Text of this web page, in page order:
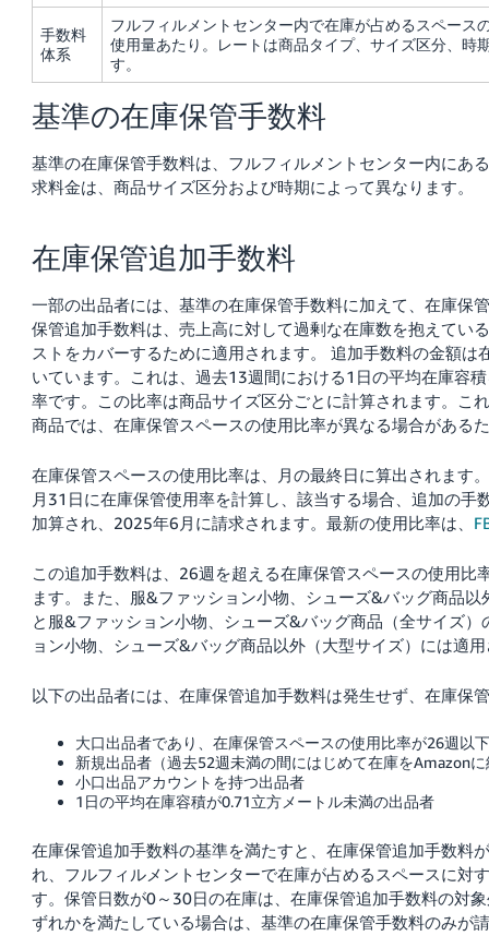
手数料
体系
フルフィルメントセンター内で在庫が占めるスペース
使用量あたり。レートは商品タイプ、サイズ区分、時
す。
基準の在庫保管手数料
基準の在庫保管手数料は、フルフィルメントセンター内にあ
求料金は、商品サイズ区分および時期によって異なります。
在庫保管追加手数料
一部の出品者には、基準の在庫保管手数料に加えて、在庫保
保管追加手数料は、売上高に対して過剰な在庫数を抱えてい
ストをカバーするために適用されます。
追加手数料の金額は
いています。これは、過去13週間における1日の平均在庫容
率です。この比率は商品サイズ区分ごとに計算されます。こ
商品では、在庫保管スペースの使用比率が異なる場合がある
在庫保管スペースの使用比率は、月の最終日に算出されます
月31日に在庫保管使用率を計算し、該当する場合、追加の手
加算され、2025年6月に請求されます。最新の使用比率は、
この追加手数料は、26週を超える在庫保管スペースの使用比
ます。また、服&ファッション小物、シューズ&バッグ商品
と服&ファッション小物、シューズ&バッグ商品（全サイズ
ョン小物、シューズ&バッグ商品以外（大型サイズ）には適
以下の出品者には、在庫保管追加手数料は発生せず、在庫保
大口出品者であり、在庫保管スペースの使用比率が26週以
新規出品者（過去52週未満の間にはじめて在庫をAmazon
小口出品アカウントを持つ出品者
1日の平均在庫容積が0.71立方メートル未満の出品者
在庫保管追加手数料の基準を満たすと、在庫保管追加手数料
れ、フルフィルメントセンターで在庫が占めるスペースに対
す。保管日数が0～30日の在庫は、在庫保管追加手数料の対
ずれかを満たしている場合は、基準の在庫保管手数料のみが